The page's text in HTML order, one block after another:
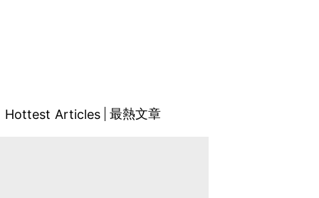
Hottest Articles 最熱文章